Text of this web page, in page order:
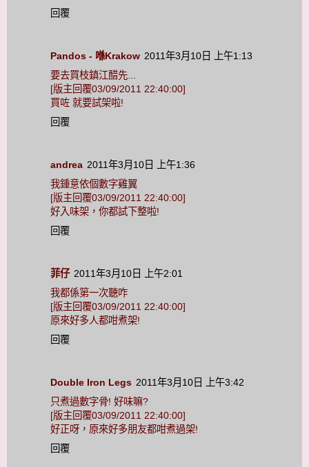
回覆
Pandos - 喺Krakow 2011年3月10日 上午1:13
要去買枝鎮江醋先...
[版主回覆03/09/2011 22:40:00]
買咗 就要試架啦!
回覆
andrea 2011年3月10日 上午1:36
我鍾意依個數字雞翼
[版主回覆03/09/2011 22:40:00]
好入味架，你都試下整啦!
回覆
菲仔 2011年3月10日 上午2:01
我都係第一次聽咋
[版主回覆03/09/2011 22:40:00]
原來好多人都咁煮架!
回覆
Double Iron Legs 2011年3月10日 上午3:42
只煮過數字骨! 好味嘛?
[版主回覆03/09/2011 22:40:00]
好正呀，原來好多朋友都咁煮過架!
回覆